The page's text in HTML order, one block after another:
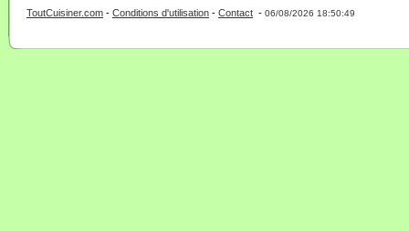
ToutCuisiner.com - Conditions d'utilisation - Contact - 06/08/2026 18:50:49